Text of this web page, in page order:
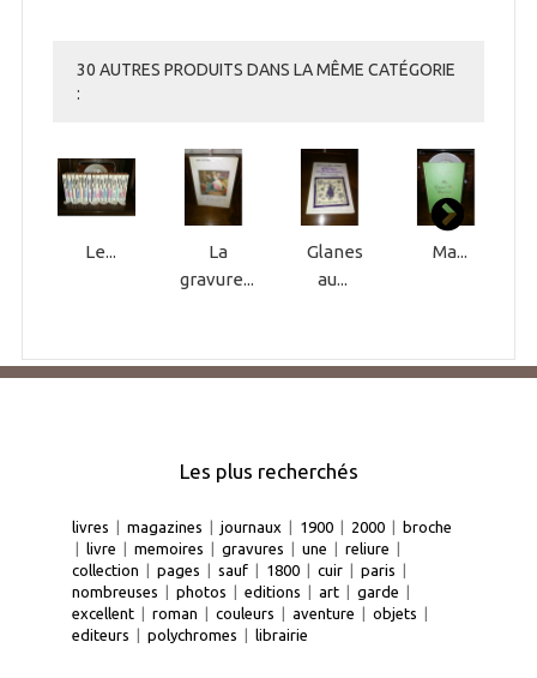
30 AUTRES PRODUITS DANS LA MÊME CATÉGORIE
:
Le...
La
gravure...
Glanes
au...
Ma...
Les plus recherchés
livres magazines journaux 1900 2000
broche
livre memoires gravures une reliure
collection
pages sauf 1800 cuir paris
nombreuses
photos editions art garde
excellent
roman couleurs aventure objets
editeurs
polychromes librairie